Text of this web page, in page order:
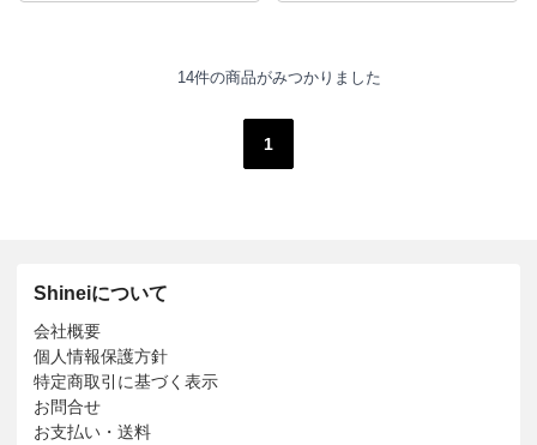
14件の商品がみつかりました
1
Shineiについて
会社概要
個人情報保護方針
特定商取引に基づく表示
お問合せ
お支払い・送料